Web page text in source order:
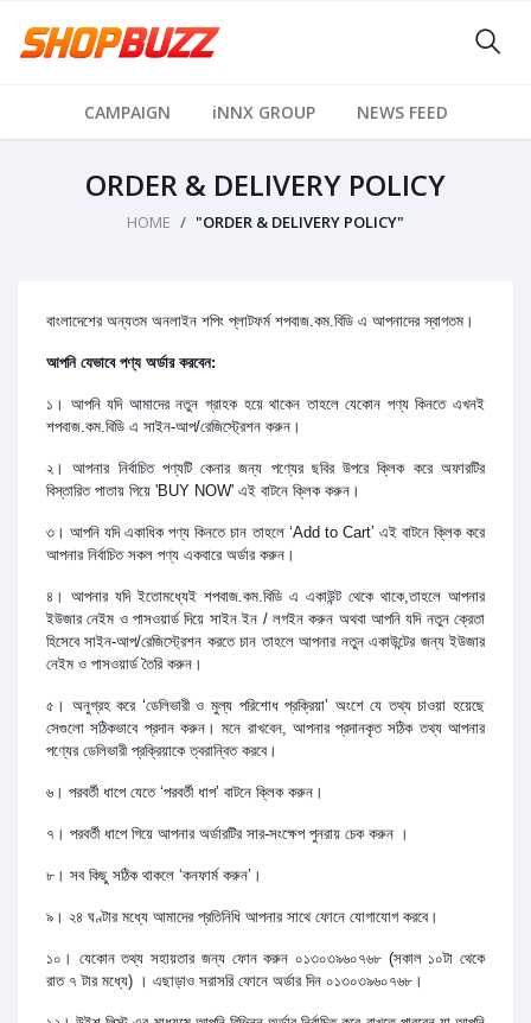
CAMPAIGN iNNX GROUP NEWS FEED
ORDER & DELIVERY POLICY
HOME "ORDER & DELIVERY POLICY"
বাংলাদেশের অন্যতম অনলাইন শপিং প্লাটফর্ম শপবাজ.কম.বিডি এ আপনাদের স্বাগতম।
আপনি যেভাবে পণ্য অর্ডার করবেন:
১। আপনি যদি আমাদের নতুন গ্রাহক হয়ে থাকেন তাহলে যেকোন পণ্য কিনতে এখনই
শপবাজ.কম.বিডি এ সাইন-আপ/রেজিস্ট্রেশন করুন।
২। আপনার নির্বাচিত পণ্যটি কেনার জন্য পণ্যের ছবির উপরে ক্লিক করে অফারটির
বিস্তারিত পাতায় গিয়ে 'BUY NOW' এই বাটনে ক্লিক করুন।
৩। আপনি যদি একাধিক পণ্য কিনতে চান তাহলে ‘Add to Cart’ এই বাটনে ক্লিক করে
আপনার নির্বাচিত সকল পণ্য একবারে অর্ডার করুন।
৪। আপনার যদি ইতোমধ্যেই শপবাজ.কম.বিডি এ একাউন্ট থেকে থাকে,তাহলে আপনার
ইউজার নেইম ও পাসওয়ার্ড দিয়ে সাইন ইন / লগইন করুন অথবা আপনি যদি নতুন ক্রেতা
হিসেবে সাইন-আপ/রেজিস্ট্রেশন করতে চান তাহলে আপনার নতুন একাউন্টের জন্য ইউজার
নেইম ও পাসওয়ার্ড তৈরি করুন।
৫। অনুগ্রহ করে ‘ডেলিভারী ও মুল্য পরিশোধ প্রক্রিয়া’ অংশে যে তথ্য চাওয়া হয়েছে
সেগুলো সঠিকভাবে প্রদান করুন। মনে রাখবেন, আপনার প্রদানকৃত সঠিক তথ্য আপনার
পণ্যের ডেলিভারী প্রক্রিয়াকে ত্বরান্বিত করবে।
৬। পরবর্তী ধাপে যেতে ‘পরবর্তী ধাপ’ বাটনে ক্লিক করুন।
৭। পরবর্তী ধাপে গিয়ে আপনার অর্ডারটির সার-সংক্ষেপ পুনরায় চেক করুন ।
৮। সব কিছু সঠিক থাকলে ‘কনফার্ম করুন’।
৯। ২৪ ঘণ্টার মধ্যে আমাদের প্রতিনিধি আপনার সাথে ফোনে যোগাযোগ করবে।
১০। যেকোন তথ্য সহায়তার জন্য ফোন করুন ০১৩০৩৯৬০৭৬৮ (সকাল ১০টা থেকে
রাত ৭ টার মধ্যে) । এছাড়াও সরাসরি ফোনে অর্ডার দিন ০১৩০৩৯৬০৭৬৮।